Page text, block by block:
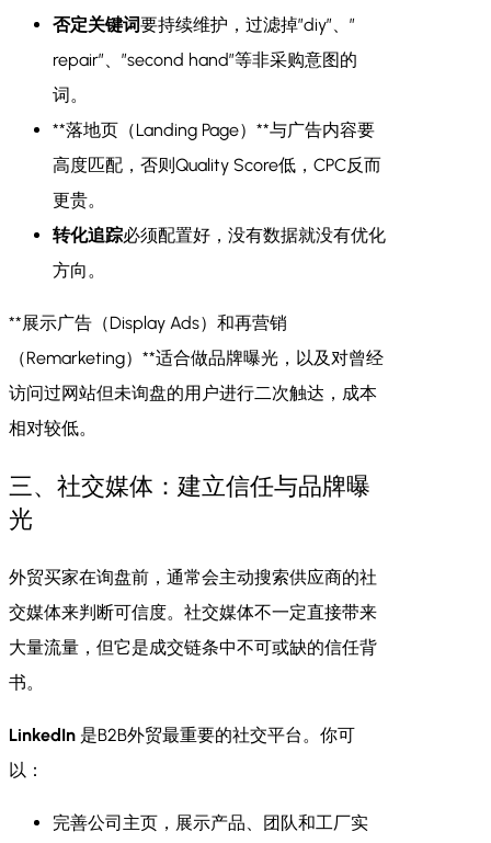
否定关键词要持续维护，过滤掉”diy”、”
repair”、”second hand”等非采购意图的
词。
**落地页（Landing Page）**与广告内容要
高度匹配，否则Quality Score低，CPC反而
更贵。
转化追踪必须配置好，没有数据就没有优化
方向。
**展示广告（Display Ads）和再营销
（Remarketing）**适合做品牌曝光，以及对曾经
访问过网站但未询盘的用户进行二次触达，成本
相对较低。
三、社交媒体：建立信任与品牌曝
光
外贸买家在询盘前，通常会主动搜索供应商的社
交媒体来判断可信度。社交媒体不一定直接带来
大量流量，但它是成交链条中不可或缺的信任背
书。
LinkedIn 是B2B外贸最重要的社交平台。你可
以：
完善公司主页，展示产品、团队和工厂实